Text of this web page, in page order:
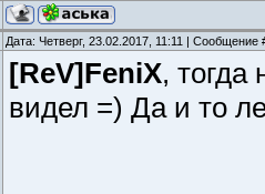
Дата: Четверг, 23.02.2017, 11:11 | Сообщение
[ReV]FeniX, тогда
видел =) Да и то